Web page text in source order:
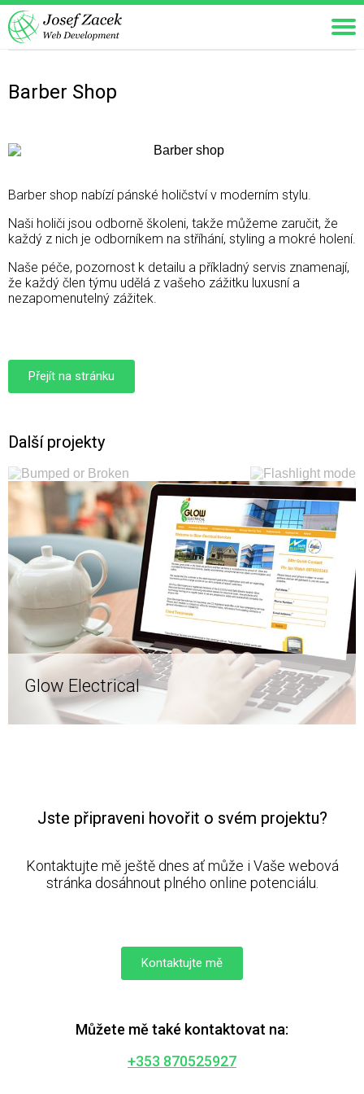
Barber Shop
Barber shop nabízí pánské holičství v moderním stylu.
Naši holiči jsou odborně školeni, takže můžeme zaručit, že
každý z nich je odborníkem na stříhání, styling a mokré holení.
Naše péče, pozornost k detailu a příkladný servis znamenají,
že každý člen týmu udělá z vašeho zážitku luxusní a
nezapomenutelný zážitek.
Přejít na stránku
Další projekty
Bumped or
Broken
Flashlight
mode
Glow Electrical
Jste připraveni hovořit o svém projektu?
Kontaktujte mě ještě dnes ať může i Vaše webová
stránka dosáhnout plného online potenciálu.
Kontaktujte mě
Můžete mě také kontaktovat na:
+353 870525927